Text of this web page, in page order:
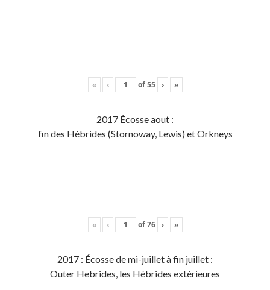
« ‹ of55 › »
2017 Écosse aout :
fin des Hébrides (Stornoway, Lewis) et Orkneys
« ‹ of76 › »
2017 : Écosse de mi-juillet à fin juillet :
Outer Hebrides, les Hébrides extérieures